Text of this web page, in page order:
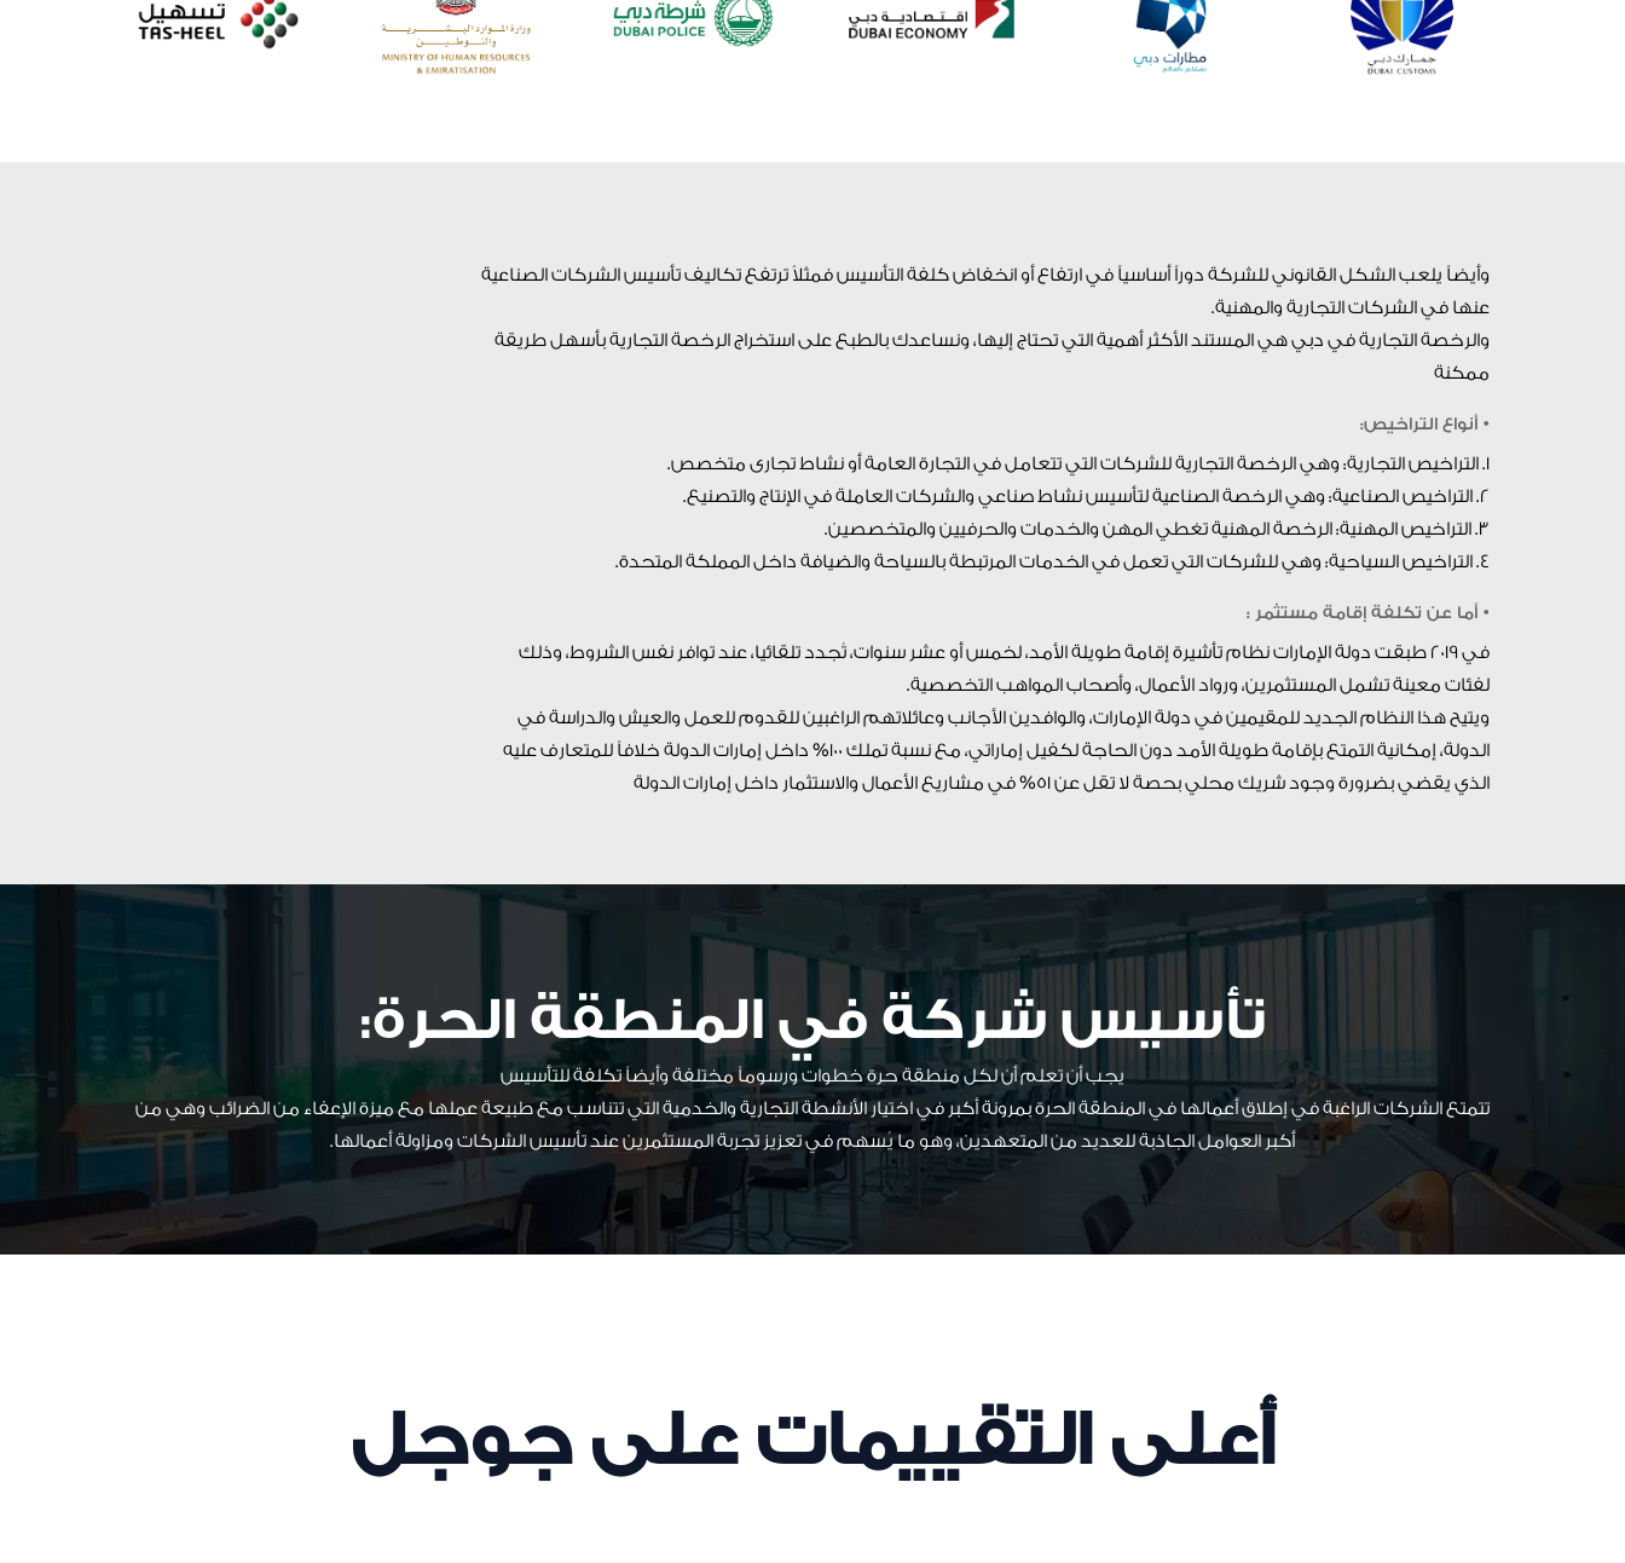
وأيضاً يلعب الشكل القانوني للشركة دوراً أساسياً في ارتفاع أو انخفاض كلفة التأسيس فمثلاً ترتفع تكاليف تأسيس الشركات الصناعية
عنها في الشركات التجارية والمهنية.
والرخصة التجارية في دبي هي المستند الأكثر أهمية التي تحتاج إليها، ونساعدك بالطبع على استخراج الرخصة التجارية بأسهل طريقة
ممكنة
• أنواع التراخيص:
1. التراخيص التجارية: وهي الرخصة التجارية للشركات التي تتعامل في التجارة العامة أو نشاط تجارى متخصص.
2. التراخيص الصناعية: وهي الرخصة الصناعية لتأسيس نشاط صناعي والشركات العاملة في الإنتاج والتصنيع.
3. التراخيص المهنية: الرخصة المهنية تغطي المهن والخدمات والحرفيين والمتخصصين.
4. التراخيص السياحية: وهي للشركات التي تعمل في الخدمات المرتبطة بالسياحة والضيافة داخل المملكة المتحدة.
• أما عن تكلفة إقامة مستثمر :
في 2019 طبقت دولة الإمارات نظام تأشيرة إقامة طويلة الأمد، لخمس أو عشر سنوات، تُجدد تلقائيا، عند توافر نفس الشروط، وذلك
لفئات معينة تشمل المستثمرين، ورواد الأعمال، وأصحاب المواهب التخصصية.
ويتيح هذا النظام الجديد للمقيمين في دولة الإمارات، والوافدين الأجانب وعائلاتهم الراغبين للقدوم للعمل والعيش والدراسة في
الدولة، إمكانية التمتع بإقامة طويلة الأمد دون الحاجة لكفيل إماراتي، مع نسبة تملك 100% داخل إمارات الدولة خلافاً للمتعارف عليه
الذي يقضي بضرورة وجود شريك محلي بحصة لا تقل عن 51% في مشاريع الأعمال والاستثمار داخل إمارات الدولة
تأسيس شركة في المنطقة الحرة:
يجب أن تعلم أن لكل منطقة حرة خطوات ورسوماً مختلفة وأيضاً تكلفة للتأسيس
تتمتع الشركات الراغبة في إطلاق أعمالها في المنطقة الحرة بمرونة أكبر في اختيار الأنشطة التجارية والخدمية التي تتناسب مع طبيعة عملها مع ميزة الإعفاء من الضرائب وهي من
أكبر العوامل الجاذبة للعديد من المتعهدين، وهو ما يُسهم في تعزيز تجربة المستثمرين عند تأسيس الشركات ومزاولة أعمالها.
أعلى التقييمات على جوجل